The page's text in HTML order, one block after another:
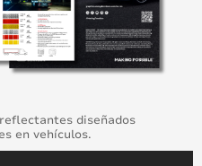
diseñados
en vehículos.